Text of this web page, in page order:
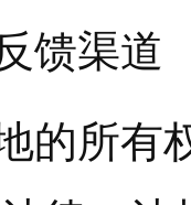
馈渠道
的所有